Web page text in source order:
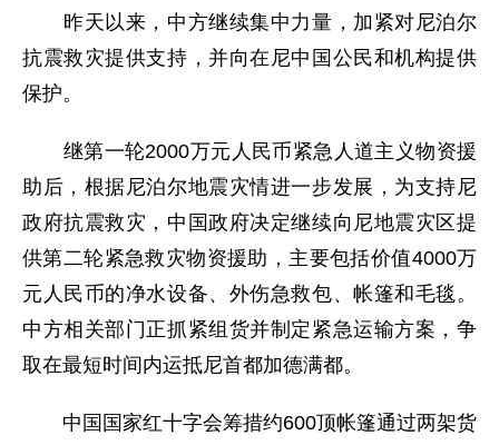
昨天以来，中方继续集中力量，加紧对尼泊尔
抗震救灾提供支持，并向在尼中国公民和机构提供
保护。
继第一轮2000万元人民币紧急人道主义物资援
助后，根据尼泊尔地震灾情进一步发展，为支持尼
政府抗震救灾，中国政府决定继续向尼地震灾区提
供第二轮紧急救灾物资援助，主要包括价值4000万
元人民币的净水设备、外伤急救包、帐篷和毛毯。
中方相关部门正抓紧组货并制定紧急运输方案，争
取在最短时间内运抵尼首都加德满都。
中国国家红十字会筹措约600顶帐篷通过两架货